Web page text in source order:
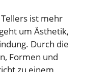
ist mehr
um Ästhetik,
Durch die
Formen und
zu einem